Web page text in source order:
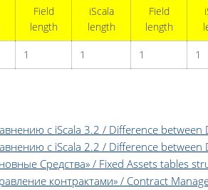
Field
length
iScala
length
Field
length
1 1 1 1
с iScala 3.2 / Difference between
с iScala 2.2 / Difference between
Средства» / Fixed Assets tables
контрактами» / Contract